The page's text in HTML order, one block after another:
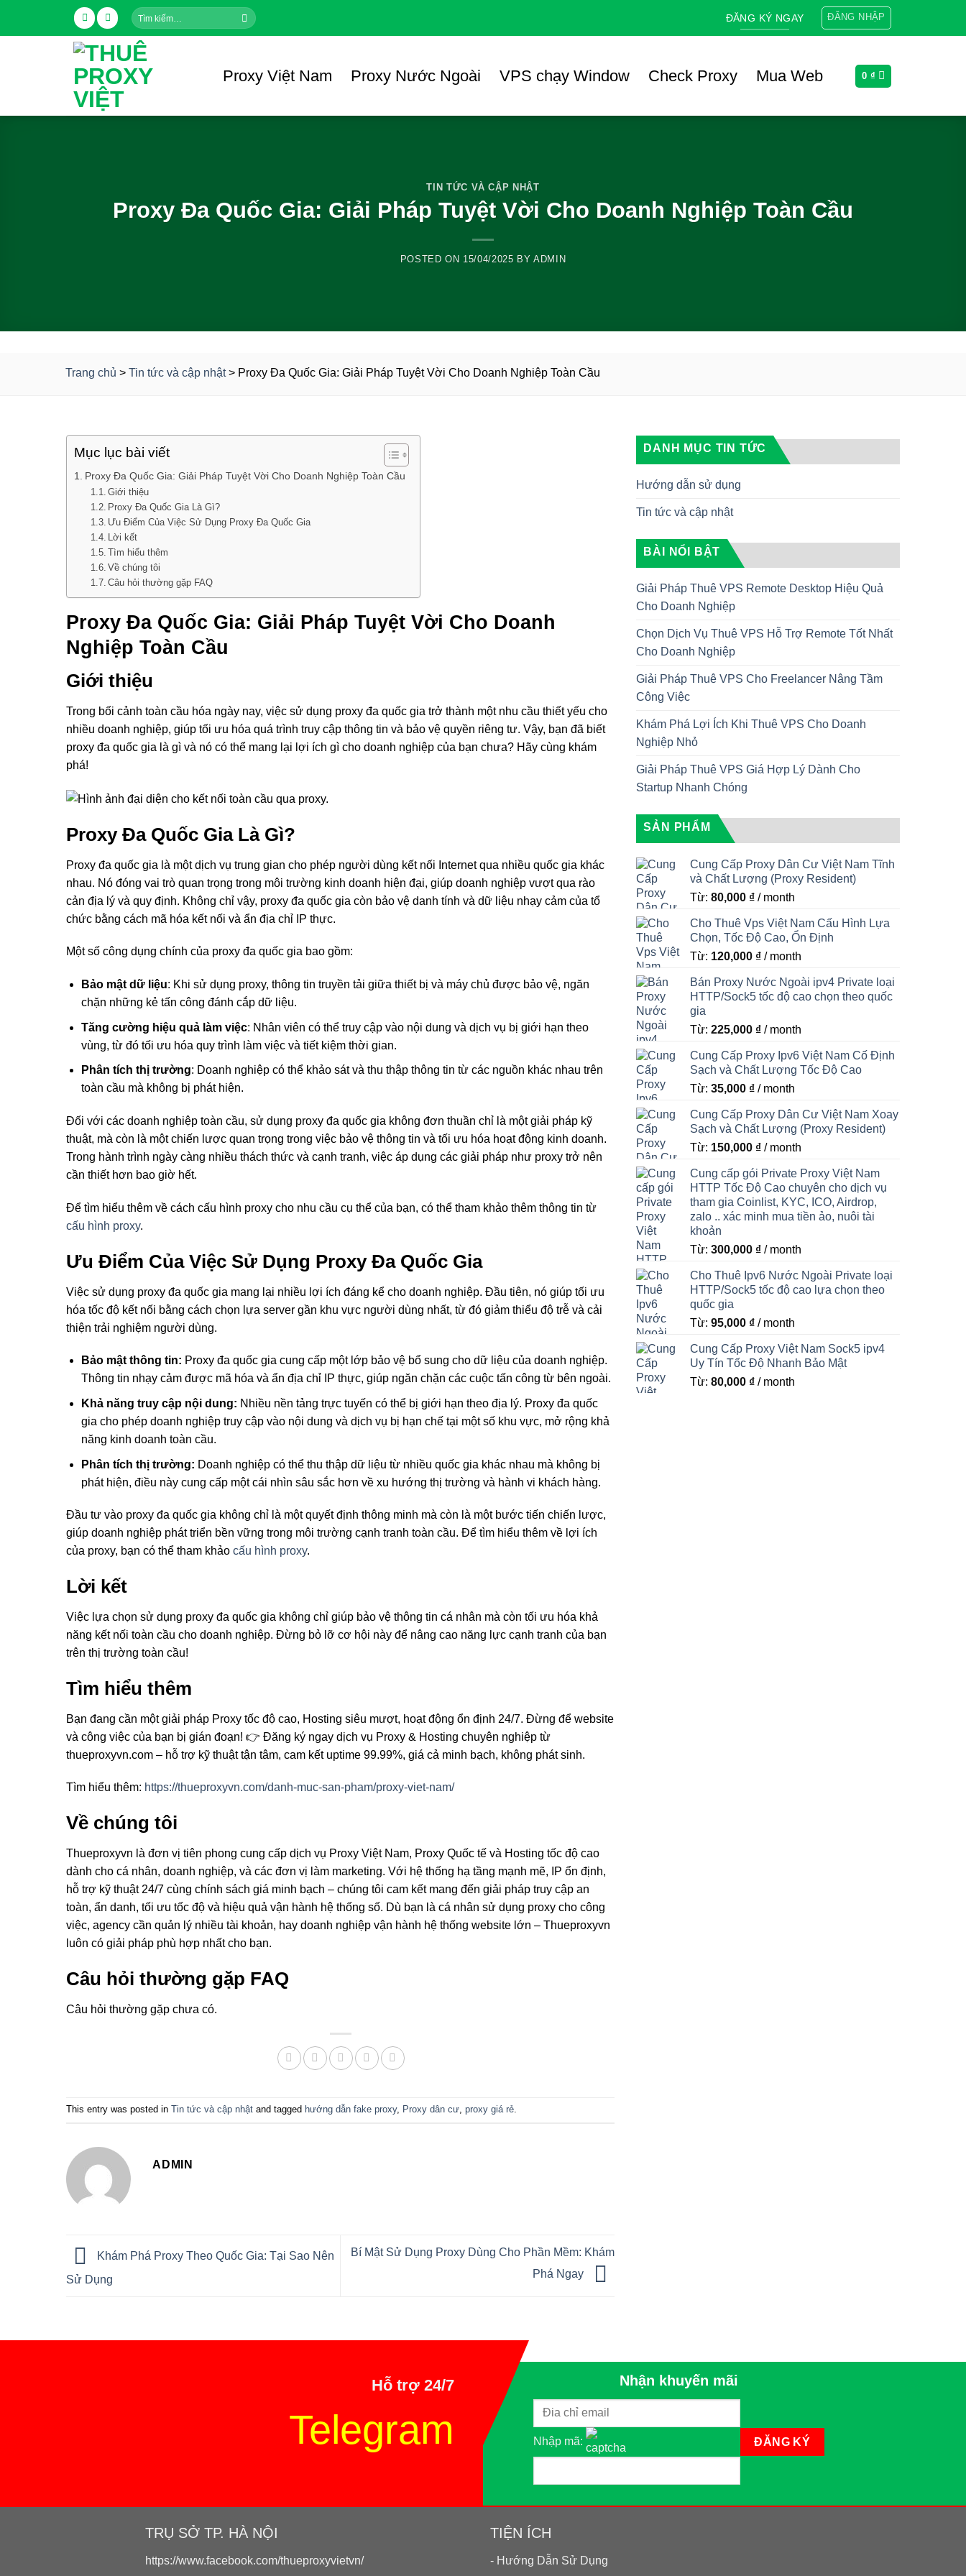
Tìm
kiếm:
ĐĂNG KÝ NGAY ĐĂNG NHẬP
Proxy Việt Nam Proxy Nước Ngoài VPS chạy Window Check Proxy Mua Web 0 ₫
TIN TỨC VÀ CẬP NHẬT
Proxy Đa Quốc Gia: Giải Pháp Tuyệt Vời Cho Doanh Nghiệp Toàn Cầu
POSTED ON 15/04/2025 BYADMIN
Trang chủ > Tin tức và cập nhật> Proxy Đa Quốc Gia: Giải Pháp Tuyệt Vời Cho Doanh Nghiệp Toàn Cầu
Mục lục bài viết
Proxy Đa Quốc Gia: Giải Pháp Tuyệt Vời Cho Doanh Nghiệp Toàn Cầu
Giới thiệu
Proxy Đa Quốc Gia Là Gì?
Ưu Điểm Của Việc Sử Dụng Proxy Đa Quốc Gia
Lời kết
Tìm hiểu thêm
Về chúng tôi
Câu hỏi thường gặp FAQ
Proxy Đa Quốc Gia: Giải Pháp Tuyệt Vời Cho Doanh
Nghiệp Toàn Cầu
Giới thiệu
Trong bối cảnh toàn cầu hóa ngày nay, việc sử dụng proxy đa quốc gia trở thành một nhu cầu thiết yếu cho
nhiều doanh nghiệp, giúp tối ưu hóa quá trình truy cập thông tin và bảo vệ quyền riêng tư. Vậy, bạn đã biết
proxy đa quốc gia là gì và nó có thể mang lại lợi ích gì cho doanh nghiệp của bạn chưa? Hãy cùng khám
phá!
Proxy Đa Quốc Gia Là Gì?
Proxy đa quốc gia là một dịch vụ trung gian cho phép người dùng kết nối Internet qua nhiều quốc gia khác
nhau. Nó đóng vai trò quan trọng trong môi trường kinh doanh hiện đại, giúp doanh nghiệp vượt qua rào
cản địa lý và quy định. Không chỉ vậy, proxy đa quốc gia còn bảo vệ danh tính và dữ liệu nhạy cảm của tổ
chức bằng cách mã hóa kết nối và ẩn địa chỉ IP thực.
Một số công dụng chính của proxy đa quốc gia bao gồm:
Bảo mật dữ liệu: Khi sử dụng proxy, thông tin truyền tải giữa thiết bị và máy chủ được bảo vệ, ngăn
chặn những kẻ tấn công đánh cắp dữ liệu.
Tăng cường hiệu quả làm việc: Nhân viên có thể truy cập vào nội dung và dịch vụ bị giới hạn theo
vùng, từ đó tối ưu hóa quy trình làm việc và tiết kiệm thời gian.
Phân tích thị trường: Doanh nghiệp có thể khảo sát và thu thập thông tin từ các nguồn khác nhau trên
toàn cầu mà không bị phát hiện.
Đối với các doanh nghiệp toàn cầu, sử dụng proxy đa quốc gia không đơn thuần chỉ là một giải pháp kỹ
thuật, mà còn là một chiến lược quan trọng trong việc bảo vệ thông tin và tối ưu hóa hoạt động kinh doanh.
Trong hành trình ngày càng nhiều thách thức và cạnh tranh, việc áp dụng các giải pháp như proxy trở nên
cần thiết hơn bao giờ hết.
Để tìm hiểu thêm về cách cấu hình proxy cho nhu cầu cụ thể của bạn, có thể tham khảo thêm thông tin từ
cấu hình proxy.
Ưu Điểm Của Việc Sử Dụng Proxy Đa Quốc Gia
Việc sử dụng proxy đa quốc gia mang lại nhiều lợi ích đáng kể cho doanh nghiệp. Đầu tiên, nó giúp tối ưu
hóa tốc độ kết nối bằng cách chọn lựa server gần khu vực người dùng nhất, từ đó giảm thiểu độ trễ và cải
thiện trải nghiệm người dùng.
Bảo mật thông tin: Proxy đa quốc gia cung cấp một lớp bảo vệ bổ sung cho dữ liệu của doanh nghiệp.
Thông tin nhạy cảm được mã hóa và ẩn địa chỉ IP thực, giúp ngăn chặn các cuộc tấn công từ bên ngoài.
Khả năng truy cập nội dung: Nhiều nền tảng trực tuyến có thể bị giới hạn theo địa lý. Proxy đa quốc
gia cho phép doanh nghiệp truy cập vào nội dung và dịch vụ bị hạn chế tại một số khu vực, mở rộng khả
năng kinh doanh toàn cầu.
Phân tích thị trường: Doanh nghiệp có thể thu thập dữ liệu từ nhiều quốc gia khác nhau mà không bị
phát hiện, điều này cung cấp một cái nhìn sâu sắc hơn về xu hướng thị trường và hành vi khách hàng.
Đầu tư vào proxy đa quốc gia không chỉ là một quyết định thông minh mà còn là một bước tiến chiến lược,
giúp doanh nghiệp phát triển bền vững trong môi trường cạnh tranh toàn cầu. Để tìm hiểu thêm về lợi ích
của proxy, bạn có thể tham khảo cấu hình proxy.
Lời kết
Việc lựa chọn sử dụng proxy đa quốc gia không chỉ giúp bảo vệ thông tin cá nhân mà còn tối ưu hóa khả
năng kết nối toàn cầu cho doanh nghiệp. Đừng bỏ lỡ cơ hội này để nâng cao năng lực cạnh tranh của bạn
trên thị trường toàn cầu!
Tìm hiểu thêm
Bạn đang cần một giải pháp Proxy tốc độ cao, Hosting siêu mượt, hoạt động ổn định 24/7. Đừng để website
và công việc của bạn bị gián đoạn! 👉 Đăng ký ngay dịch vụ Proxy & Hosting chuyên nghiệp từ
thueproxyvn.com – hỗ trợ kỹ thuật tận tâm, cam kết uptime 99.99%, giá cả minh bạch, không phát sinh.
Tìm hiểu thêm: https://thueproxyvn.com/danh-muc-san-pham/proxy-viet-nam/
Về chúng tôi
Thueproxyvn là đơn vị tiên phong cung cấp dịch vụ Proxy Việt Nam, Proxy Quốc tế và Hosting tốc độ cao
dành cho cá nhân, doanh nghiệp, và các đơn vị làm marketing. Với hệ thống hạ tầng mạnh mẽ, IP ổn định,
hỗ trợ kỹ thuật 24/7 cùng chính sách giá minh bạch – chúng tôi cam kết mang đến giải pháp truy cập an
toàn, ẩn danh, tối ưu tốc độ và hiệu quả vận hành hệ thống số. Dù bạn là cá nhân sử dụng proxy cho công
việc, agency cần quản lý nhiều tài khoản, hay doanh nghiệp vận hành hệ thống website lớn – Thueproxyvn
luôn có giải pháp phù hợp nhất cho bạn.
Câu hỏi thường gặp FAQ
Câu hỏi thường gặp chưa có.
This entry was posted in Tin tức và cập nhật and tagged hướng dẫn fake proxy, Proxy dân cư proxy giá rẻ
ADMIN
Khám Phá Proxy Theo Quốc Gia: Tại Sao Nên
Sử Dụng
Bí Mật Sử Dụng Proxy Dùng Cho Phần Mềm: Khám
Phá Ngay
DANH MỤC TIN TỨC
Hướng dẫn sử dụng
Tin tức và cập nhật
BÀI NỔI BẬT
Giải Pháp Thuê VPS Remote Desktop Hiệu Quả
Cho Doanh Nghiệp
Chọn Dịch Vụ Thuê VPS Hỗ Trợ Remote Tốt Nhất
Cho Doanh Nghiệp
Giải Pháp Thuê VPS Cho Freelancer Nâng Tầm
Công Việc
Khám Phá Lợi Ích Khi Thuê VPS Cho Doanh
Nghiệp Nhỏ
Giải Pháp Thuê VPS Giá Hợp Lý Dành Cho
Startup Nhanh Chóng
SẢN PHẨM
Cung Cấp Proxy Dân Cư Việt Nam Tĩnh
và Chất Lượng (Proxy Resident)
Từ:80,000 ₫ / month
Cho Thuê Vps Việt Nam Cấu Hình Lựa
Chọn, Tốc Độ Cao, Ổn Định
Từ: 120,000 ₫ / month
Bán Proxy Nước Ngoài ipv4 Private loại
HTTP/Sock5 tốc độ cao chọn theo quốc
gia
Từ:225,000 ₫ / month
Cung Cấp Proxy Ipv6 Việt Nam Cố Định
Sạch và Chất Lượng Tốc Độ Cao
Từ:35,000 ₫ / month
Cung Cấp Proxy Dân Cư Việt Nam Xoay
Sạch và Chất Lượng (Proxy Resident)
Từ: 150,000 ₫ / month
Cung cấp gói Private Proxy Việt Nam
HTTP Tốc Độ Cao chuyên cho dịch vụ
tham gia Coinlist, KYC, ICO, Airdrop,
zalo .. xác minh mua tiền ảo, nuôi tài
khoản
Từ:300,000 ₫ / month
Cho Thuê Ipv6 Nước Ngoài Private loại
HTTP/Sock5 tốc độ cao lựa chọn theo
quốc gia
Từ:95,000 ₫ / month
Cung Cấp Proxy Việt Nam Sock5 ipv4
Uy Tín Tốc Độ Nhanh Bảo Mật
Từ:80,000 ₫ / month
Hỗ trợ 24/7
Telegram
Nhận khuyến mãi
Nhập mã:
TRỤ SỞ TP. HÀ NỘI
https://www.facebook.com/thueproxyvietvn/
TIỆN ÍCH
- Hướng Dẫn Sử Dụng